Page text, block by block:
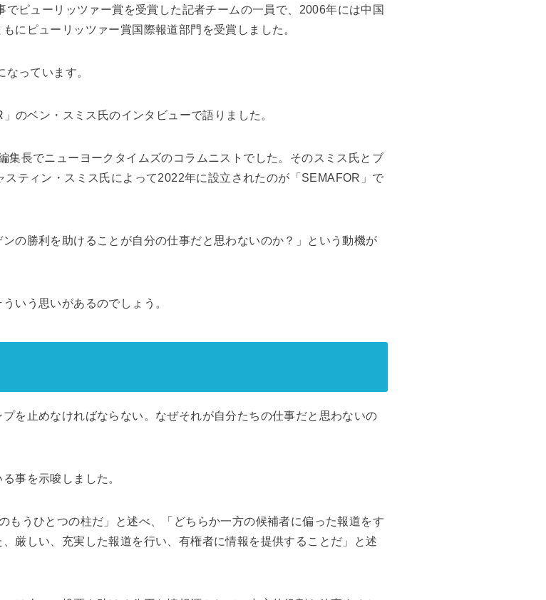
ピューリッツァー賞を受賞した記者チームの一員で、2006年には中国
にピューリッツァー賞国際報道部門を受賞しました。
っています。
のベン・スミス氏のインタビューで語りました。
長でニューヨークタイムズのコラムニストでした。そのスミス氏とブ
ティン・スミス氏によって2022年に設立されたのが「SEMAFOR」で
の勝利を助けることが自分の仕事だと思わないのか？」という動機が
いう思いがあるのでしょう。
を止めなければならない。なぜそれが自分たちの仕事だと思わないの
事を示唆しました。
もうひとつの柱だ」と述べ、「どちらか一方の候補者に偏った報道をす
厳しい、充実した報道を行い、有権者に情報を提供することだ」と述